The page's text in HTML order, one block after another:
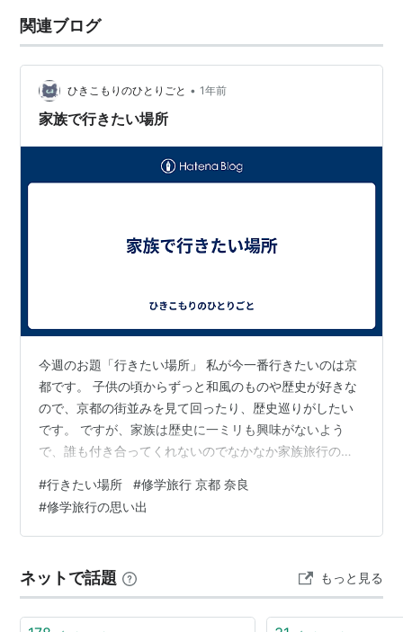
関連ブログ
ひきこもりのひとりごと • 1年前
家族で行きたい場所
今週のお題「行きたい場所」 私が今一番行きたいのは京
都です。 子供の頃からずっと和風のものや歴史が好きな
ので、京都の街並みを見て回ったり、歴史巡りがしたい
です。 ですが、家族は歴史に一ミリも興味がないよう
で、誰も付き合ってくれないのでなかなか家族旅行の候
すが、行ったのは小学校の修学旅行の一度だけです。 ち
ょうど銀魂にハマっていた時期だったので、だいぶ黒歴
史なテンションだった記憶があります・・・ お土産に木
てドヤ顔で撮った写真が残っていて、今見ると相当恥ず
かしいです。 大人になった今行っても木刀…
#行きたい場所 #修学旅行 京都 奈良
#修学旅行の思い出
ネットで話題 もっと見る